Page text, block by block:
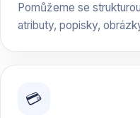
Pomůžeme se
atributy, popisky,
💳